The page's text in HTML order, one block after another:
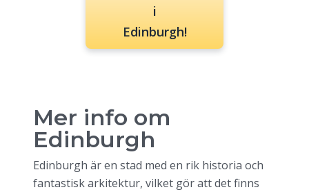
i
Edinburgh!
Mer info om
Edinburgh
Edinburgh är en stad med en rik historia och
fantastisk arkitektur, vilket gör att det finns